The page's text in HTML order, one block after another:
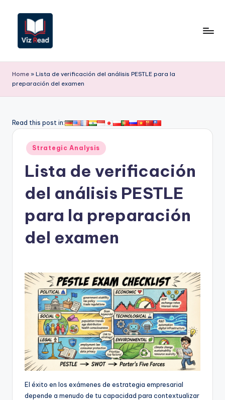
contenido
iz
R
a
A
w
Home » Lista de verificación del análisis PESTLE para la
preparación del examen
Read this post in:
Publicado
en
Strategic Analysis
Lista de verificación
del análisis PESTLE
para la preparación
del examen
El éxito en los exámenes de estrategia empresarial
depende a menudo de tu capacidad para contextualizar